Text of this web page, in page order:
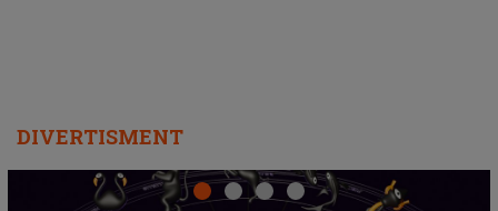
DIVERTISMENT